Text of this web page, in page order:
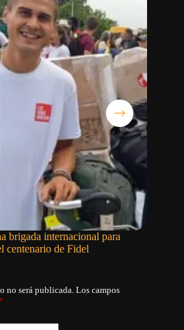
brigada internacional para
centenario de Fidel
no será publicada. Los campos